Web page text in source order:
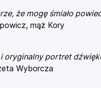
że mogę śmiało
mąż Kory
oryginalny portret
Wyborcza